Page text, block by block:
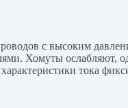
с высоким
Хомуты
тока